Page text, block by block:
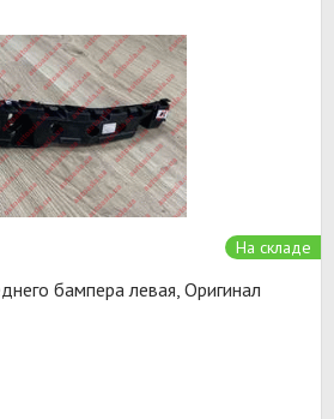
На складе
бампера левая, Оригинал